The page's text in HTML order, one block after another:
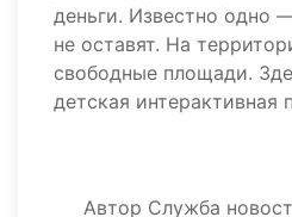
деньги. Известно одно
не оставят. На
свободные площади.
детская интерактивная
Автор Служба